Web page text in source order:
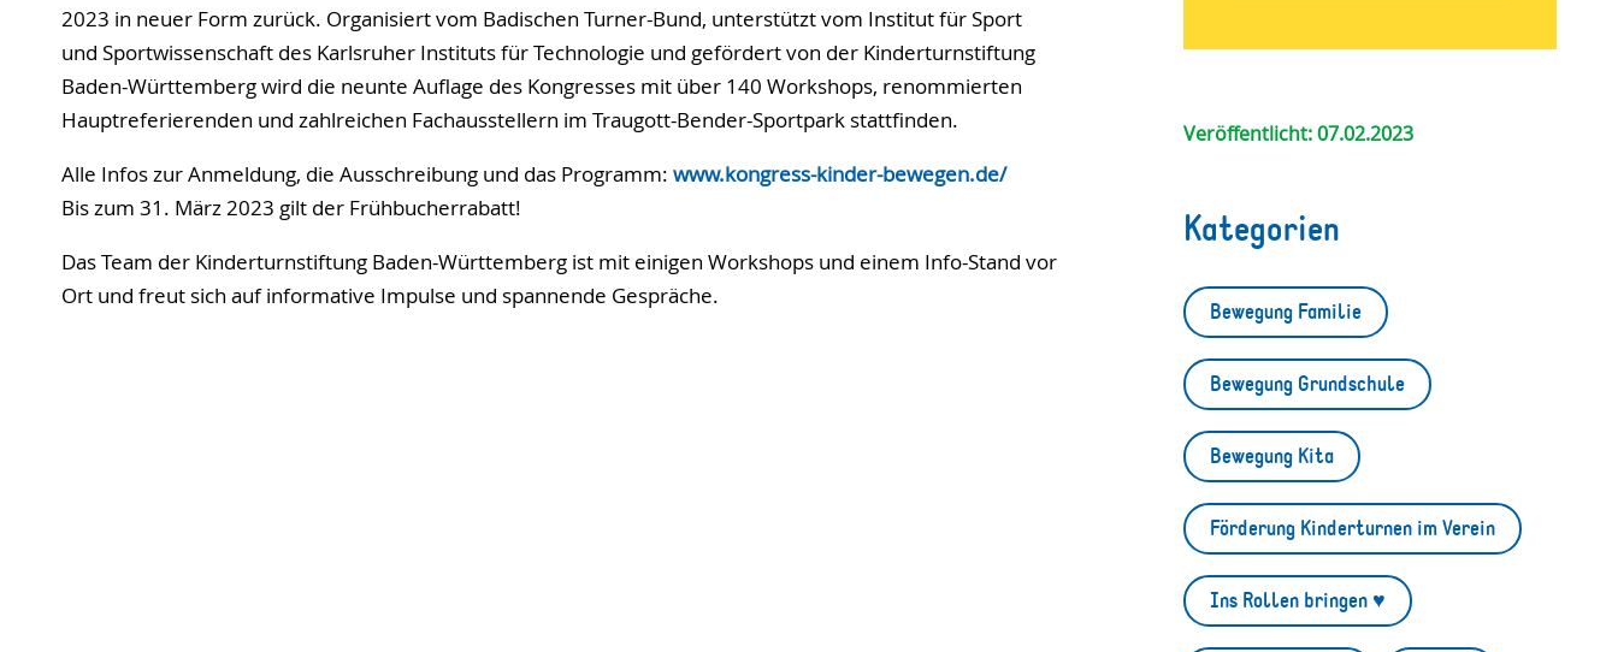
2023 in neuer Form zurück. Organisiert vom Badischen Turner-Bund, unterstützt vom Institut für Sport
und Sportwissenschaft des Karlsruher Instituts für Technologie und gefördert von der Kinderturnstiftung
Baden-Württemberg wird die neunte Auflage des Kongresses mit über 140 Workshops, renommierten
Hauptreferierenden und zahlreichen Fachausstellern im Traugott-Bender-Sportpark stattfinden.
Alle Infos zur Anmeldung, die Ausschreibung und das Programm: www.kongress-kinder-bewegen.de/
Bis zum 31. März 2023 gilt der Frühbucherrabatt!
Das Team der Kinderturnstiftung Baden-Württemberg ist mit einigen Workshops und einem Info-Stand vor
Ort und freut sich auf informative Impulse und spannende Gespräche.
Veröffentlicht: 07.02.2023
Kategorien
Bewegung Familie
Bewegung Grundschule
Bewegung Kita
Förderung Kinderturnen im Verein
Ins Rollen bringen ♥